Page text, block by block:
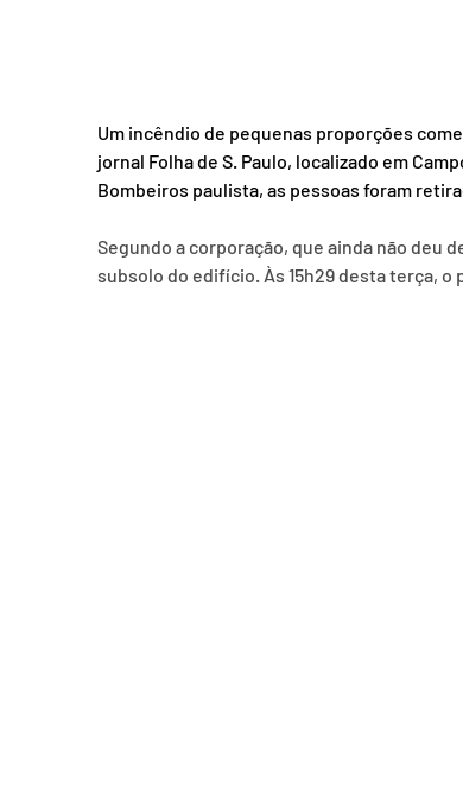
Um incêndio de pequenas proporções
jornal Folha de S. Paulo, localizado em
Bombeiros paulista, as pessoas foram
Segundo a corporação, que ainda não deu
subsolo do edifício. Às 15h29 desta terça,